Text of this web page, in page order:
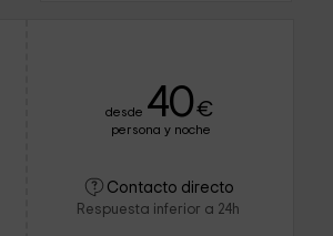
desde 40€
persona y noche
Contacto directo
Respuesta inferior a 24h